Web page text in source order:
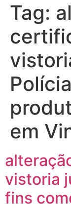
Tag:
em
vistoria
fins